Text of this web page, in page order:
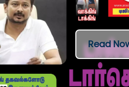
Read